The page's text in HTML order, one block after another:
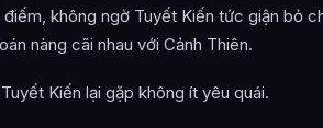
không ngờ Tuyết Kiến tức giận bỏ
nàng cãi nhau với Cảnh Thiên.
Kiến lại gặp không ít yêu quái.